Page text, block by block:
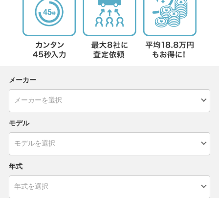
メーカー
モデル
年式